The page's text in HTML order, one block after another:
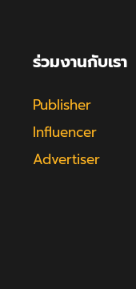
ร่วมงานกับเรา
Publisher
Influencer
Advertiser